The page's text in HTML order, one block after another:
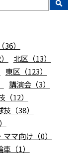
基づく表記サイトマップ
）
北区（13）
東区（123）
講演会（3）
（12）
技（38）
ママ向け（0）
車（1）